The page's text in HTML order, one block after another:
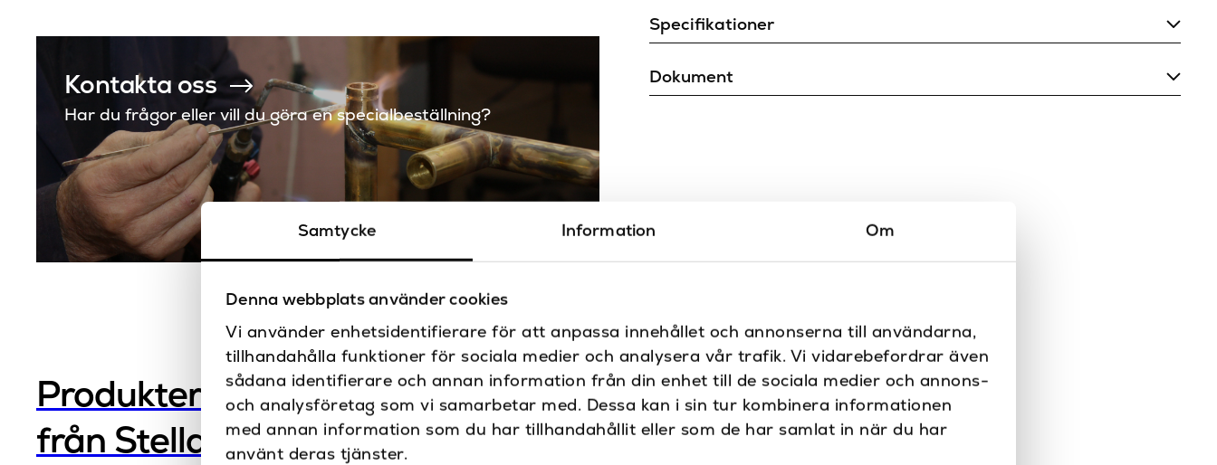
Samtycke Information Om
Denna webbplats använder cookies
Vi använder enhetsidentifierare för att anpassa innehållet och annonserna till användarna,
tillhandahålla funktioner för sociala medier och analysera vår trafik. Vi vidarebefordrar även
sådana identifierare och annan information från din enhet till de sociala medier och annons-
och analysföretag som vi samarbetar med. Dessa kan i sin tur kombinera informationen
med annan information som du har tillhandahållit eller som de har samlat in när du har
använt deras tjänster.
Kontakta oss
Har du frågor eller vill du göra en specialbeställning?
Specifikationer
Blank rostfritt, Borstad rostfritt, Brons,
Placering
Tak
Varumärke
Dokument
Produkter
från Stella